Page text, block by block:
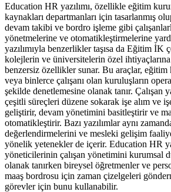
Education HR yazılımı, özellikle eğitim
kaynakları departmanları için tasarlanmış
devam takibi ve bordro işleme gibi
yönetmelerine ve otomatikleştirmelerine
yazılımıyla benzerlikler taşısa da Eğitim İK
kolejlerin ve üniversitelerin özel
benzersiz özellikler sunar. Bu araçlar, eğitim
veya binlerce çalışanı olan kuruluşların
şekilde denetlemesine olanak tanır. Çalışan
çeşitli süreçleri düzene sokarak işe alım ve
geliştirir, devam yönetimini basitleştirir ve
otomatikleştirir. Bazı yazılımlar aynı
değerlendirmelerini ve mesleki gelişim
yönelik yetenekler de içerir. Education HR
yöneticilerinin çalışan yönetimini kurumsal
olanak tanırken bireysel öğretmenler ve
maaş bordrosu için zaman çizelgeleri
görevler için bunu kullanabilir.